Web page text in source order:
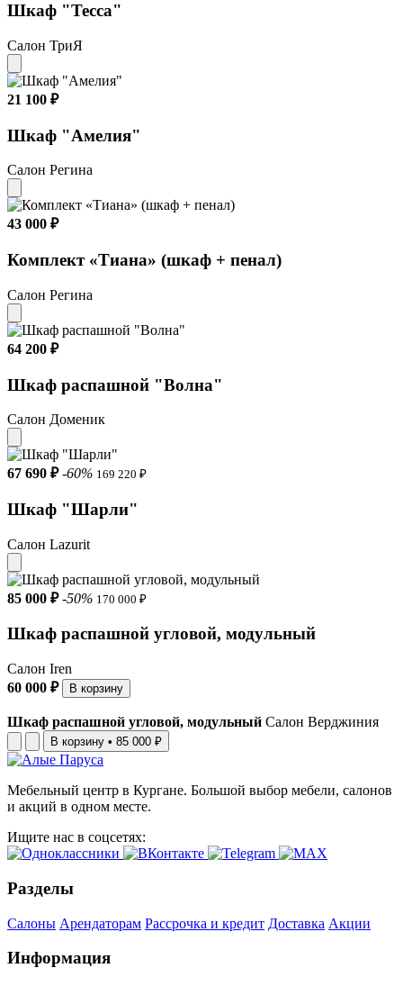
Шкаф "Тесса"
Салон ТриЯ
21 100 ₽
Шкаф "Амелия"
Салон Регина
43 000 ₽
Комплект «Тиана» (шкаф + пенал)
Салон Регина
64 200 ₽
Шкаф распашной "Волна"
Салон Доменик
67 690 ₽ -60% 169 220 ₽
Шкаф "Шарли"
Салон Lazurit
85 000 ₽ -50% 170 000 ₽
Шкаф распашной угловой, модульный
Салон Iren
60 000 ₽
В корзину
Шкаф распашной угловой, модульный Салон Верджиния
В корзину • 85 000 ₽
Мебельный центр в Кургане. Большой выбор мебели, салонов
и акций в одном месте.
Ищите нас в соцсетях:
Разделы
Салоны Арендаторам Рассрочка и кредит Доставка Акции
Информация